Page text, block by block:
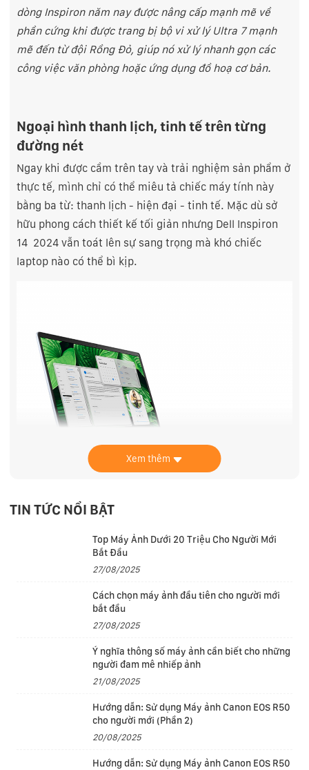
dòng Inspiron năm nay được nâng cấp mạnh mẽ về
phần cứng khi được trang bị bộ vi xử lý Ultra 7 mạnh
mẽ đến từ đội Rồng Đỏ, giúp nó xử lý nhanh gọn các
công việc văn phòng hoặc ứng dụng đồ hoạ cơ bản.
Ngoại hình thanh lịch, tinh tế trên từng
đường nét
Ngay khi được cầm trên tay và trải nghiệm sản phẩm ở
thực tế, mình chỉ có thể miêu tả chiếc máy tính này
bằng ba từ: thanh lịch - hiện đại - tinh tế. Mặc dù sở
hữu phong cách thiết kế tối giản nhưng Dell Inspiron
14 2024 vẫn toát lên sự sang trọng mà khó chiếc
laptop nào có thể bì kịp.
Tổng thể máy tính được thiết kế vuông vức với những
đường cắt CNC tinh xảo. Các góc cạnh máy tính đều
được hoàn thiện bằng hợp kim nhôm chắc chắn với
tông màu Bạc trẻ trung. Chính giữa mặt lưng là logo
Xem thêm
TIN TỨC NỔI BẬT
Top Máy Ảnh Dưới 20 Triệu Cho Người Mới
Bắt Đầu
27/08/2025
Cách chọn máy ảnh đầu tiên cho người mới
bắt đầu
27/08/2025
Ý nghĩa thông số máy ảnh cần biết cho những
người đam mê nhiếp ảnh
21/08/2025
Hướng dẫn: Sử dụng Máy ảnh Canon EOS R50
cho người mới (Phần 2)
20/08/2025
Hướng dẫn: Sử dụng Máy ảnh Canon EOS R50